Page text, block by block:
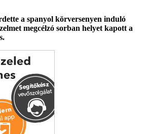
a spanyol körversenyen induló
megcélzó sorban helyet kapott a